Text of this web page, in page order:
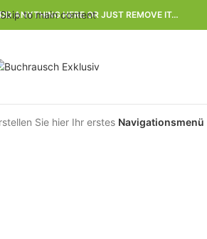
Skip to main content
ANYTHING HERE OR JUST REMOVE IT…
Sie hier Ihr erstes Navigationsmenü